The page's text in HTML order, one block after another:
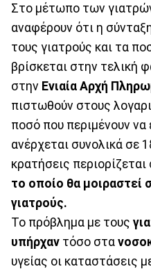
Στο μέτωπο των
αναφέρουν ότι η
τους γιατρούς και τα
βρίσκεται στην τελική
στην Ενιαία Αρχή
πιστωθούν στους
ποσό που περιμένουν να
ανέρχεται συνολικά σε
κρατήσεις
το οποίο θα μοιραστεί
γιατρούς.
Το πρόβλημα με τους
υπήρχαν τόσο στα
υγείας οι καταστάσεις